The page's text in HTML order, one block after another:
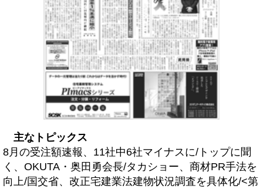
主なトピックス
8月の受注額速報、11社中6社マイナスに/トップに聞
く、OKUTA・奥田勇会長/タカショー、商材PR手法を
向上/国交省、改正宅建業法建物状況調査を具体化/<第